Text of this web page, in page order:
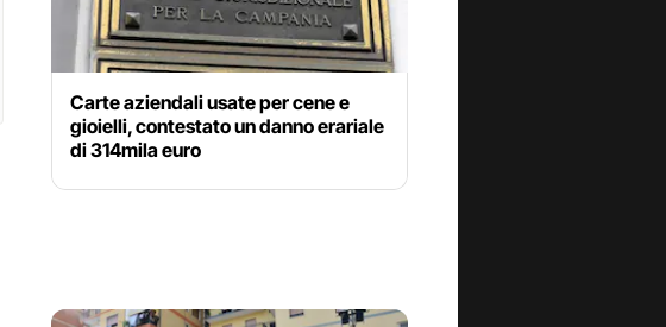
Carte aziendali usate per cene e
gioielli, contestato un danno erariale
di 314mila euro